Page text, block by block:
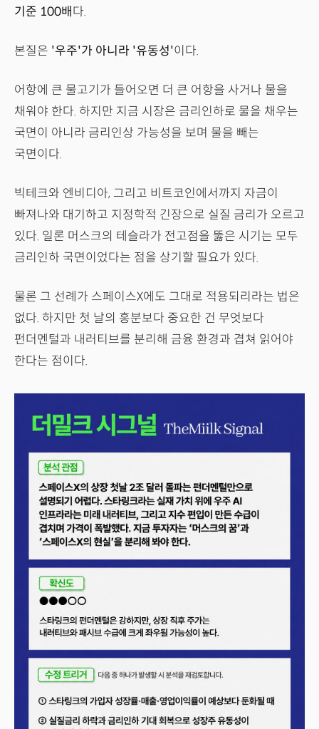
기준 100배다.
본질은 '우주'가 아니라 '유동성'이다.
어항에 큰 물고기가 들어오면 더 큰 어항을 사거나 물을
채워야 한다. 하지만 지금 시장은 금리인하로 물을 채우는
국면이 아니라 금리인상 가능성을 보며 물을 빼는
국면이다.
빅테크와 엔비디아, 그리고 비트코인에서까지 자금이
빠져나와 대기하고 지정학적 긴장으로 실질 금리가 오르고
있다. 일론 머스크의 테슬라가 전고점을 뚫은 시기는 모두
금리인하 국면이었다는 점을 상기할 필요가 있다.
물론 그 선례가 스페이스X에도 그대로 적용되리라는 법은
없다. 하지만 첫 날의 흥분보다 중요한 건 무엇보다
펀더멘털과 내러티브를 분리해 금융 환경과 겹쳐 읽어야
한다는 점이다.